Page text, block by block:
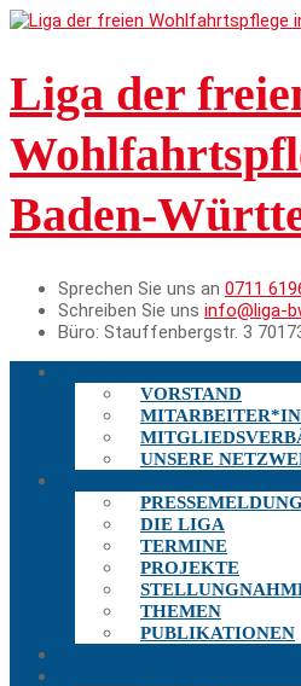
Liga der
Baden-
Sprechen Sie uns an 0711
Schreiben Sie uns info@liga-
Büro: Stauffenbergstr. 3
VORSTAND
UNSERE
DIE LIGA
TERMINE
PROJEKTE
THEMEN
PUBLIKATIONEN